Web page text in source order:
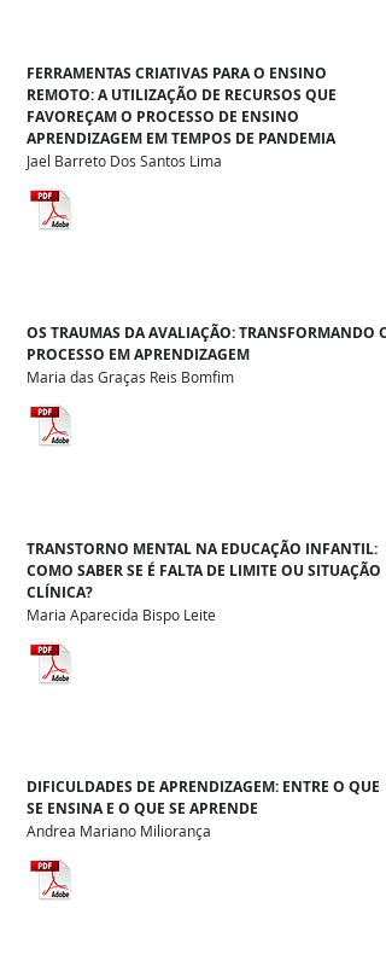
Jael Barreto Dos Santos Lima
FERRAMENTAS CRIATIVAS PARA O ENSINO
REMOTO: A UTILIZAÇÃO DE RECURSOS QUE
FAVOREÇAM O PROCESSO DE ENSINO
APRENDIZAGEM EM TEMPOS DE PANDEMIA
Maria das Graças Reis Bomfim
OS TRAUMAS DA AVALIAÇÃO: TRANSFORMANDO O
PROCESSO EM APRENDIZAGEM
Maria Aparecida Bispo Leite
TRANSTORNO MENTAL NA EDUCAÇÃO INFANTIL:
COMO SABER SE É FALTA DE LIMITE OU SITUAÇÃO
CLÍNICA?
Andrea Mariano Miliorança
DIFICULDADES DE APRENDIZAGEM: ENTRE O QUE
SE ENSINA E O QUE SE APRENDE